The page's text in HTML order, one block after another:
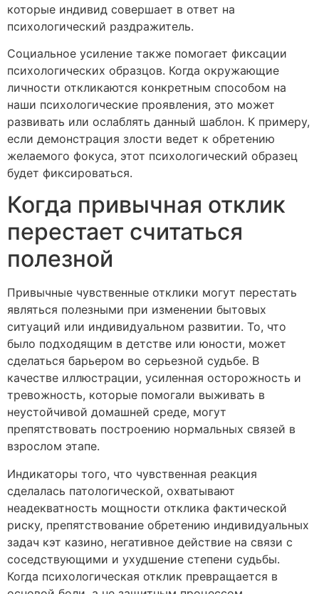
которые индивид совершает в ответ на
психологический раздражитель.
Социальное усиление также помогает фиксации
психологических образцов. Когда окружающие
личности откликаются конкретным способом на
наши психологические проявления, это может
развивать или ослаблять данный шаблон. К примеру,
если демонстрация злости ведет к обретению
желаемого фокуса, этот психологический образец
будет фиксироваться.
Когда привычная отклик
перестает считаться
полезной
Привычные чувственные отклики могут перестать
являться полезными при изменении бытовых
ситуаций или индивидуальном развитии. То, что
было подходящим в детстве или юности, может
сделаться барьером во серьезной судьбе. В
качестве иллюстрации, усиленная осторожность и
тревожность, которые помогали выживать в
неустойчивой домашней среде, могут
препятствовать построению нормальных связей в
взрослом этапе.
Индикаторы того, что чувственная реакция
сделалась патологической, охватывают
неадекватность мощности отклика фактической
риску, препятствование обретению индивидуальных
задач кэт казино, негативное действие на связи с
соседствующими и ухудшение степени судьбы.
Когда психологическая отклик превращается в